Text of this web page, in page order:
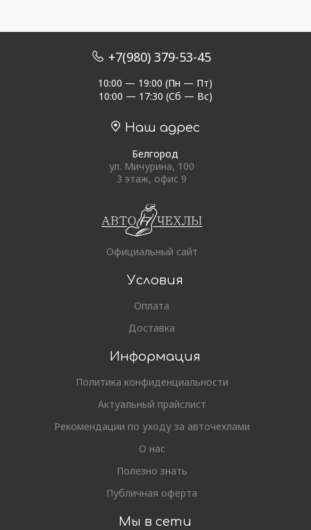
+7(980) 379-53-45
10:00 — 19:00 (Пн — Пт)
10:00 — 17:30 (Сб — Вс)
Наш адрес
Белгород
ул. Мичурина, 100
3 этаж, офис 9
Официальный сайт
Условия
Оплата
Доставка
Информация
Политика конфиденциальности
Актуальный прайслист
Рекомендации по уходу за авточехлами
О нас
Полезно знать
Публичная оферта
Мы в сети